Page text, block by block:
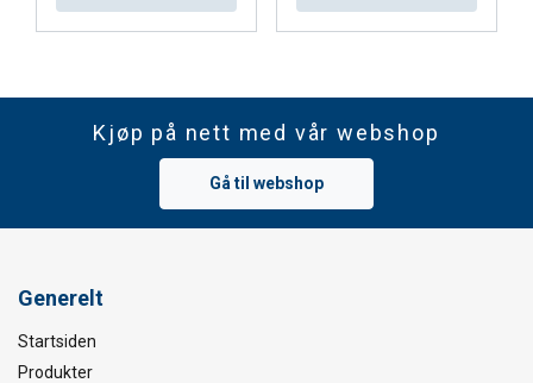
Kjøp på nett med vår webshop
Gå til webshop
Generelt
Startsiden
Produkter